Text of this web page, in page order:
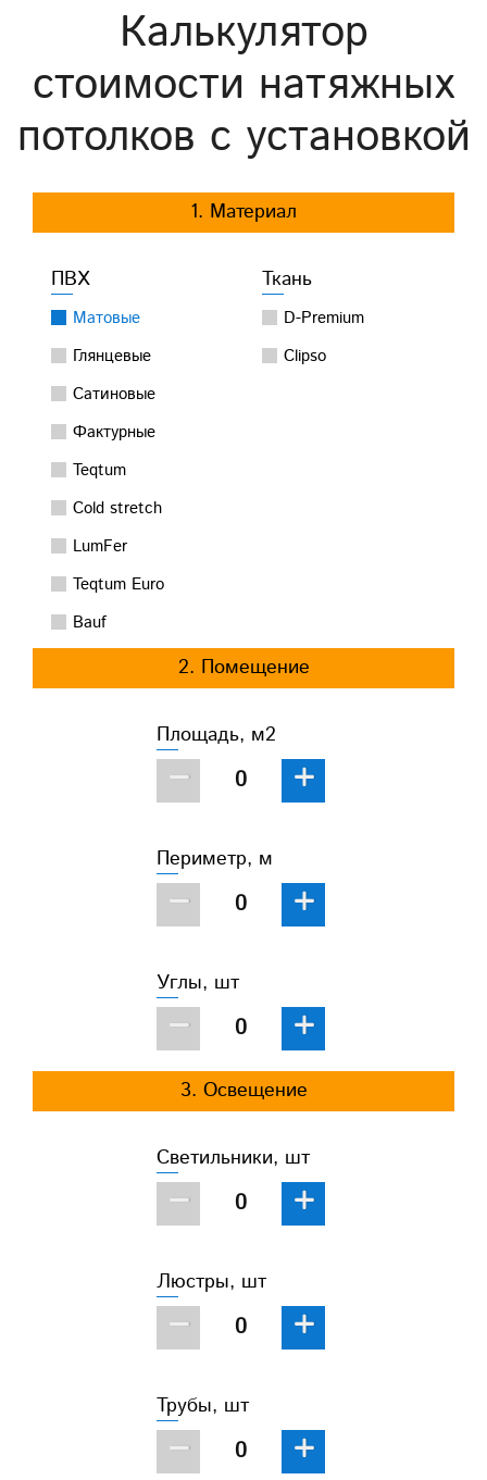
Калькулятор
стоимости натяжных
потолков с установкой
1. Материал
ПВХ
Матовые
Глянцевые
Сатиновые
Фактурные
Teqtum
Cold stretch
LumFer
Teqtum Euro
Bauf
Ткань
D-Premium
Clipso
2. Помещение
Площадь, м2
− +
Периметр, м
− +
Углы, шт
− +
3. Освещение
Светильники, шт
− +
Люстры, шт
− +
Трубы, шт
− +